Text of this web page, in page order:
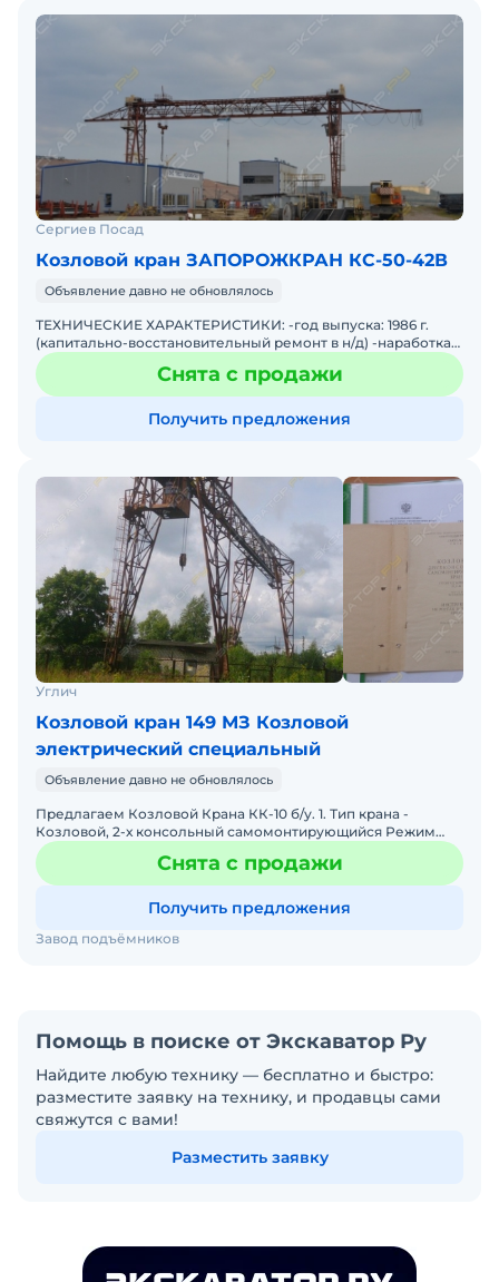
Сергиев Посад
Козловой кран ЗАПОРОЖКРАН КС-50-42В
Объявление давно не обновлялось
ТЕХНИЧЕСКИЕ ХАРАКТЕРИСТИКИ: -год выпуска: 1986 г.
(капитально-восстановительный ремонт в н/д) -наработка
до кап ремонта н/д -наработка: после КВР н/д м.ч. -
Снята с продажи
Получить предложения
Углич
Козловой кран 149 МЗ Козловой
электрический специальный
Объявление давно не обновлялось
Предлагаем Козловой Крана КК-10 б/у. 1. Тип крана -
Козловой, 2-х консольный самомонтирующийся Режим
Снята с продажи
Получить предложения
Завод подъёмников
Помощь в поиске от Экскаватор Ру
Найдите любую технику — бесплатно и быстро:
разместите заявку на технику, и продавцы сами
свяжутся с вами!
Разместить заявку